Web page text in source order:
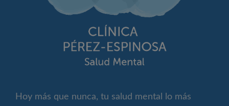
Hoy más que nunca, tu salud mental lo más